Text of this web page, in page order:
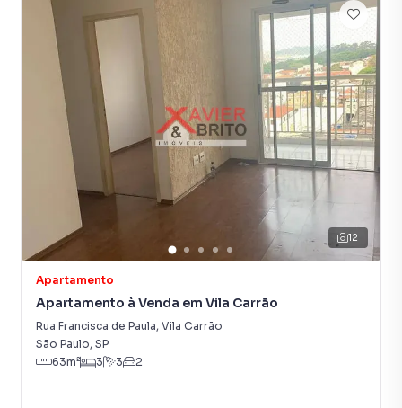
12
Apartamento
Apartamento à Venda em Vila Carrão
Rua Francisca de Paula, Vila Carrão
São Paulo, SP
63m² 3 3 2